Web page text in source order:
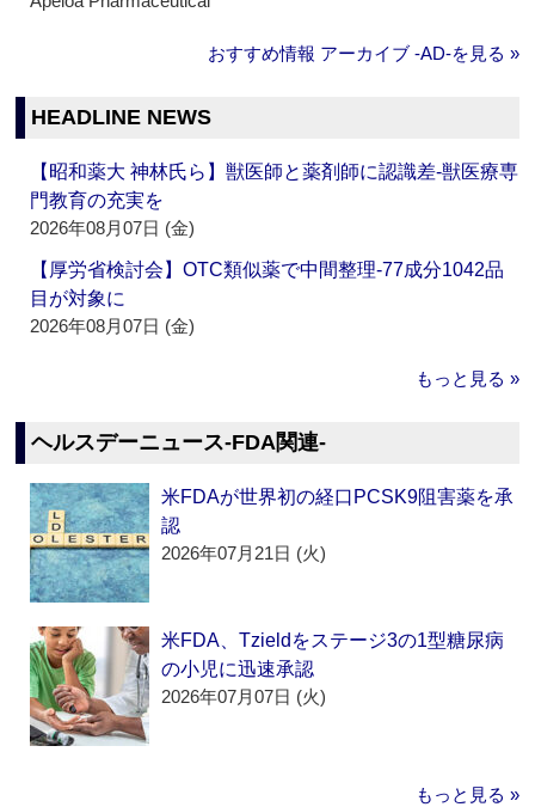
おすすめ情報 アーカイブ ‐AD‐を見る »
HEADLINE NEWS
【昭和薬大 神林氏ら】獣医師と薬剤師に認識差‐獣医療専
門教育の充実を
2026年08月07日 (金)
【厚労省検討会】OTC類似薬で中間整理‐77成分1042品
目が対象に
2026年08月07日 (金)
もっと見る »
ヘルスデーニュース‐FDA関連‐
米FDAが世界初の経口PCSK9阻害薬を承
認
2026年07月21日 (火)
米FDA、Tzieldをステージ3の1型糖尿病
の小児に迅速承認
2026年07月07日 (火)
もっと見る »